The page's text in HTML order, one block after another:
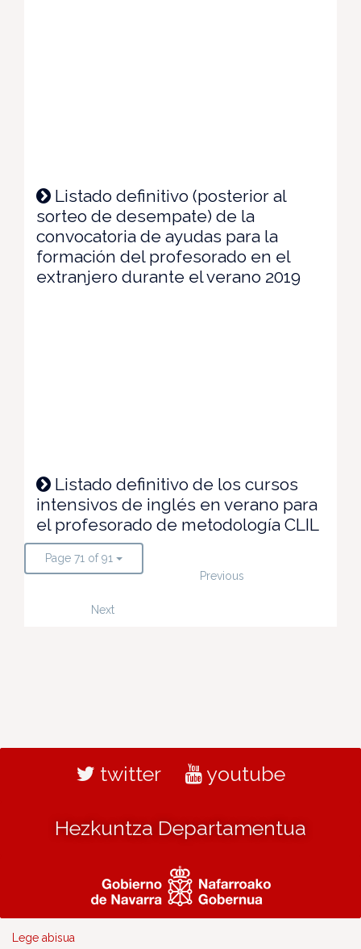
Listado definitivo (posterior al
sorteo de desempate) de la
convocatoria de ayudas para la
formación del profesorado en el
extranjero durante el verano 2019
Listado definitivo de los cursos
intensivos de inglés en verano para
el profesorado de metodología CLIL
Page 71 of 91
Previous
Next
twitter youtube
Hezkuntza Departamentua
Lege abisua